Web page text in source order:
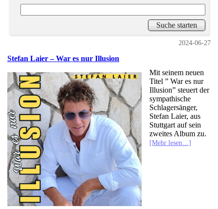
2024-06-27
Stefan Laier – War es nur Illusion
Mit seinem neuen
Titel ” War es nur
Illusion” steuert der
sympathische
Schlagersänger,
Stefan Laier, aus
Stuttgart auf sein
zweites Album zu.
[Mehr lesen…]